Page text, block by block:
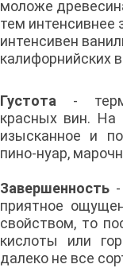
моложе
тем интенсивнее
интенсивен
калифорнийских
Густота -
красных вин. На
изысканное и
пино-нуар,
Завершенность
приятное
свойством, то
кислоты или
далеко не все